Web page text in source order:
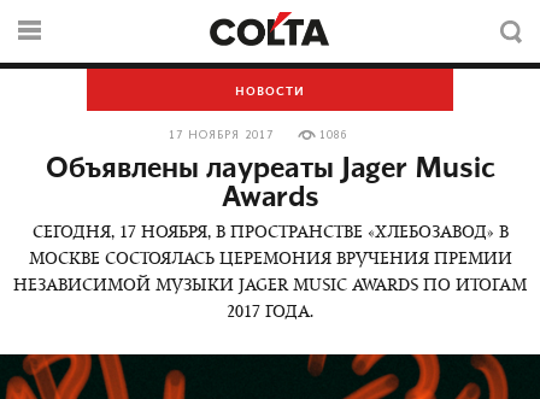
НОВОСТИ
17 НОЯБРЯ 2017 1086
Объявлены лауреаты Jager Music
Awards
СЕГОДНЯ, 17 НОЯБРЯ, В ПРОСТРАНСТВЕ «ХЛЕБОЗАВОД» В
МОСКВЕ СОСТОЯЛАСЬ ЦЕРЕМОНИЯ ВРУЧЕНИЯ ПРЕМИИ
НЕЗАВИСИМОЙ МУЗЫКИ JAGER MUSIC AWARDS ПО ИТОГАМ
2017 ГОДА.